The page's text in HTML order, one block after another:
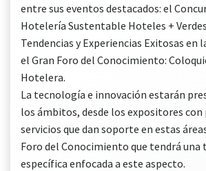
entre sus eventos destacados: el
Hotelería Sustentable Hoteles +
Tendencias y Experiencias Exitosas en
el Gran Foro del Conocimiento:
Hotelera.
La tecnología e innovación estarán
los ámbitos, desde los expositores con
servicios que dan soporte en estas
Foro del Conocimiento que tendrá una
específica enfocada a este aspecto.